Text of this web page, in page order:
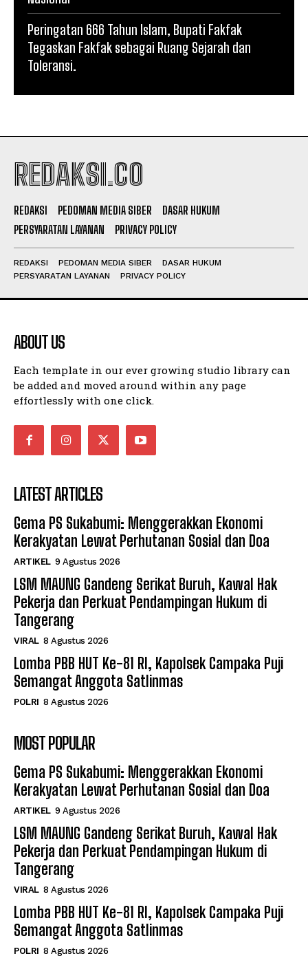
Peringatan 666 Tahun Islam, Bupati Fakfak
Tegaskan Fakfak sebagai Ruang Sejarah dan
Toleransi.
REDAKSI.CO
REDAKSI PEDOMAN MEDIA SIBER
DASAR HUKUM
PERSYARATAN LAYANAN
PRIVACY POLICY
REDAKSI PEDOMAN MEDIA SIBER
DASAR HUKUM
PERSYARATAN LAYANAN
PRIVACY POLICY
ABOUT US
Each template in our ever growing studio library can
be added and moved around within any page
effortlessly with one click.
LATEST ARTICLES
Gema PS Sukabumi: Menggerakkan Ekonomi
Kerakyatan Lewat Perhutanan Sosial dan Doa
ARTIKEL 9 Agustus 2026
LSM MAUNG Gandeng Serikat Buruh, Kawal Hak
Pekerja dan Perkuat Pendampingan Hukum di
Tangerang
VIRAL 8 Agustus 2026
Lomba PBB HUT Ke-81 RI, Kapolsek Campaka Puji
Semangat Anggota Satlinmas
POLRI 8 Agustus 2026
MOST POPULAR
Gema PS Sukabumi: Menggerakkan Ekonomi
Kerakyatan Lewat Perhutanan Sosial dan Doa
ARTIKEL 9 Agustus 2026
LSM MAUNG Gandeng Serikat Buruh, Kawal Hak
Pekerja dan Perkuat Pendampingan Hukum di
Tangerang
VIRAL 8 Agustus 2026
Lomba PBB HUT Ke-81 RI, Kapolsek Campaka Puji
Semangat Anggota Satlinmas
POLRI 8 Agustus 2026